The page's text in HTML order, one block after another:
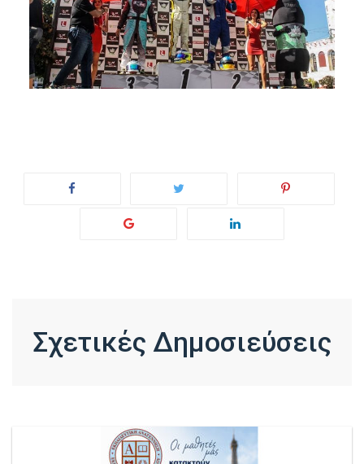
Σχετικές Δημοσιεύσεις